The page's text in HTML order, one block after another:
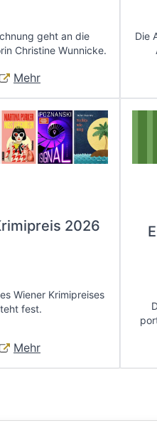
geht an die
Christine Wunnicke.
Mehr
Die
2026
Wiener Krimipreises
fest.
Mehr